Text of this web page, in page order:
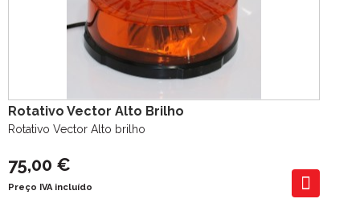
Rotativo Vector Alto Brilho
Rotativo Vector Alto brilho
75,00 €
Preço IVA incluído